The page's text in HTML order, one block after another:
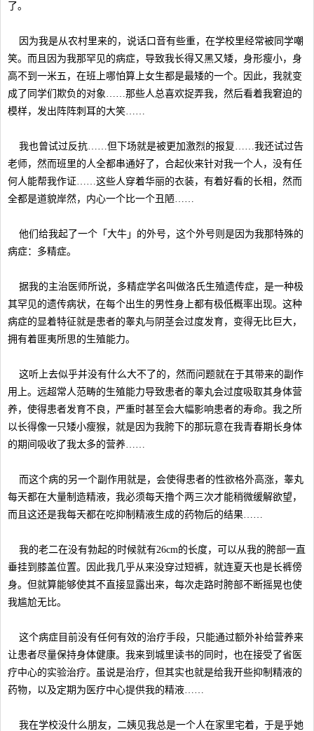
了。
因为我是从农村里来的，说话口音有些重，在学校里经常被同学嘲
笑。而且因为我那罕见的病症，导致我长得又黑又矮，身形瘦小，身
高不到一米五，在班上哪怕算上女生都是最矮的一个。因此，我就变
成了同学们欺负的对象……那些人总喜欢捉弄我，然后看着我窘迫的
模样，发出阵阵刺耳的大笑……
我也曾试过反抗……但下场就是被更加激烈的报复……我还试过告
老师，然而班里的人全都串通好了，合起伙来针对我一个人，没有任
何人能帮我作证……这些人穿着华丽的衣装，有着好看的长相，然而
全都是道貌岸然，内心一个比一个丑陋……
他们给我起了一个「大牛」的外号，这个外号则是因为我那特殊的
病症：多精症。
据我的主治医师所说，多精症学名叫做洛氏生殖遗传症，是一种极
其罕见的遗传病状，在每个出生的男性身上都有极低概率出现。这种
病症的显着特征就是患者的睾丸与阴茎会过度发育，变得无比巨大，
拥有着匪夷所思的生殖能力。
这听上去似乎并没有什么大不了的，然而问题就在于其带来的副作
用上。远超常人范畴的生殖能力导致患者的睾丸会过度吸取其身体营
养，使得患者发育不良，严重时甚至会大幅影响患者的寿命。我之所
以长得像一只矮小瘦猴，就是因为我胯下的那玩意在我青春期长身体
的期间吸收了我太多的营养……
而这个病的另一个副作用就是，会使得患者的性欲格外高涨，睾丸
每天都在大量制造精液，我必须每天撸个两三次才能稍微缓解欲望，
而且这还是我每天都在吃抑制精液生成的药物后的结果……
我的老二在没有勃起的时候就有26cm的长度，可以从我的胯部一直
垂挂到膝盖位置。因此我几乎从来没穿过短裤，就连夏天也是长裤傍
身。但就算能够使其不直接显露出来，每次走路时胯部不断摇晃也使
我尴尬无比。
这个病症目前没有任何有效的治疗手段，只能通过额外补给营养来
让患者尽量保持身体健康。我来到城里读书的同时，也在接受了省医
疗中心的实验治疗。虽说是治疗，但其实也就是给我开些抑制精液的
药物，以及定期为医疗中心提供我的精液……
我在学校没什么朋友，二姨见我总是一个人在家里宅着，于是乎她